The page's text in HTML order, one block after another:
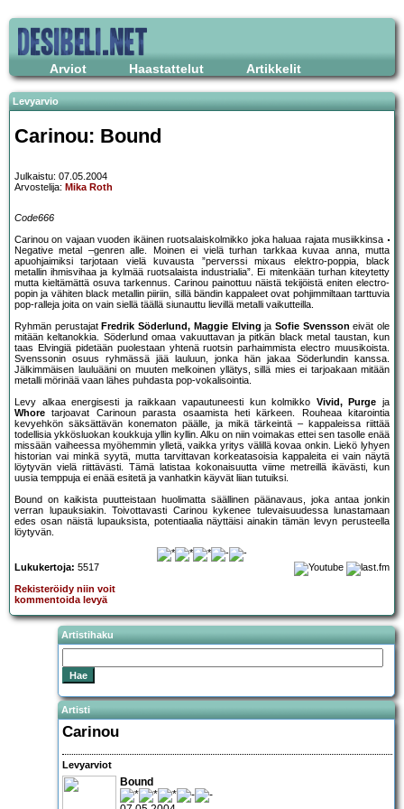
Arviot Haastattelut Artikkelit
Levyarvio
Carinou: Bound
Julkaistu: 07.05.2004
Arvostelija: Mika Roth
Code666
Carinou on vajaan vuoden ikäinen ruotsalaiskolmikko joka haluaa rajata musiikkinsa
Negative metal –genren alle. Moinen ei vielä turhan tarkkaa kuvaa anna, mutta
apuohjaimiksi tarjotaan vielä kuvausta ”perverssi mixaus elektro-poppia, black
metallin ihmisvihaa ja kylmää ruotsalaista industrialia”. Ei mitenkään turhan kiteytetty
mutta kieltämättä osuva tarkennus. Carinou painottuu näistä tekijöistä eniten electro-
popin ja vähiten black metallin piiriin, sillä bändin kappaleet ovat pohjimmiltaan tarttuvia
pop-ralleja joita on vain siellä täällä siunauttu lievillä metalli vaikutteilla.
Ryhmän perustajat Fredrik Söderlund, Maggie Elving ja Sofie Svensson eivät ole
mitään keltanokkia. Söderlund omaa vakuuttavan ja pitkän black metal taustan, kun
taas Elvingiä pidetään puolestaan yhtenä ruotsin parhaimmista electro muusikoista.
Svenssonin osuus ryhmässä jää lauluun, jonka hän jakaa Söderlundin kanssa.
Jälkimmäisen lauluääni on muuten melkoinen yllätys, sillä mies ei tarjoakaan mitään
metalli mörinää vaan lähes puhdasta pop-vokalisointia.
Levy alkaa energisesti ja raikkaan vapautuneesti kun kolmikko Vivid, Purge ja
Whore tarjoavat Carinoun parasta osaamista heti kärkeen. Rouheaa kitarointia
kevyehkön säksättävän konematon päälle, ja mikä tärkeintä – kappaleissa riittää
todellisia ykkösluokan koukkuja yllin kyllin. Alku on niin voimakas ettei sen tasolle enää
missään vaiheessa myöhemmin ylletä, vaikka yritys välillä kovaa onkin. Liekö lyhyen
historian vai minkä syytä, mutta tarvittavan korkeatasoisia kappaleita ei vain näytä
löytyvän vielä riittävästi. Tämä latistaa kokonaisuutta viime metreillä ikävästi, kun
uusia temppuja ei enää esitetä ja vanhatkin käyvät liian tutuiksi.
Bound on kaikista puutteistaan huolimatta säällinen päänavaus, joka antaa jonkin
verran lupauksiakin. Toivottavasti Carinou kykenee tulevaisuudessa lunastamaan
edes osan näistä lupauksista, potentiaalia näyttäisi ainakin tämän levyn perusteella
löytyvän.
Lukukertoja: 5517
Rekisteröidy niin voit
kommentoida levyä
Artistihaku
Artisti
Carinou
Levyarviot
Bound